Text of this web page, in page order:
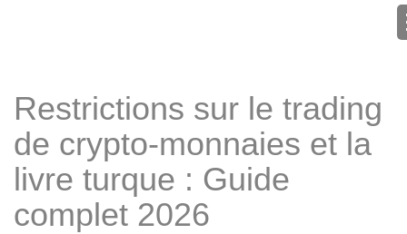
Restrictions sur le trading
de crypto-monnaies et la
livre turque : Guide
complet 2026